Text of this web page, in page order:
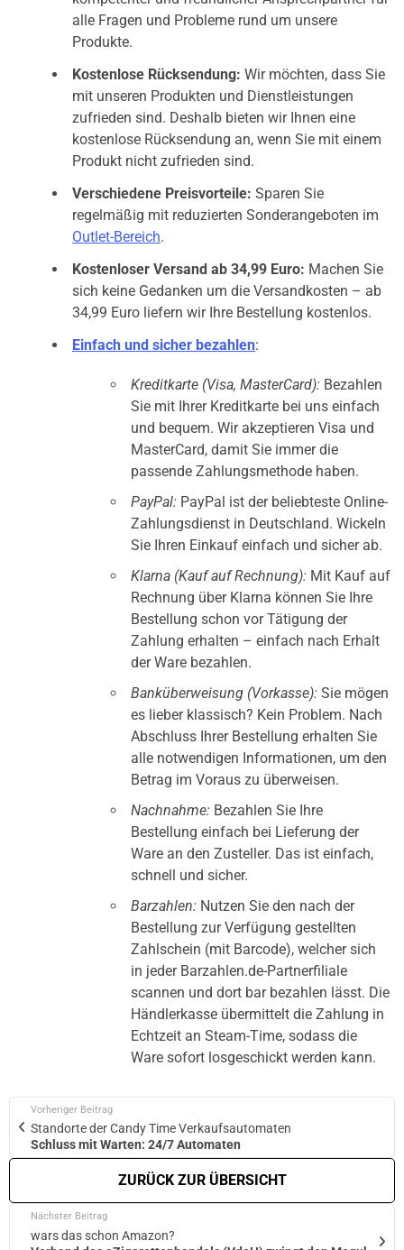
alle Fragen und Probleme rund um unsere
Produkte.
Kostenlose Rücksendung: Wir möchten, dass Sie
mit unseren Produkten und Dienstleistungen
zufrieden sind. Deshalb bieten wir Ihnen eine
kostenlose Rücksendung an, wenn Sie mit einem
Produkt nicht zufrieden sind.
Verschiedene Preisvorteile: Sparen Sie
regelmäßig mit reduzierten Sonderangeboten im
Outlet-Bereich.
Kostenloser Versand ab 34,99 Euro: Machen Sie
sich keine Gedanken um die Versandkosten – ab
34,99 Euro liefern wir Ihre Bestellung kostenlos.
Einfach und sicher bezahlen:
Kreditkarte (Visa, MasterCard): Bezahlen
Sie mit Ihrer Kreditkarte bei uns einfach
und bequem. Wir akzeptieren Visa und
MasterCard, damit Sie immer die
passende Zahlungsmethode haben.
PayPal: PayPal ist der beliebteste Online-
Zahlungsdienst in Deutschland. Wickeln
Sie Ihren Einkauf einfach und sicher ab.
Klarna (Kauf auf Rechnung): Mit Kauf auf
Rechnung über Klarna können Sie Ihre
Bestellung schon vor Tätigung der
Zahlung erhalten – einfach nach Erhalt
der Ware bezahlen.
Banküberweisung (Vorkasse): Sie mögen
es lieber klassisch? Kein Problem. Nach
Abschluss Ihrer Bestellung erhalten Sie
alle notwendigen Informationen, um den
Betrag im Voraus zu überweisen.
Nachnahme: Bezahlen Sie Ihre
Bestellung einfach bei Lieferung der
Ware an den Zusteller. Das ist einfach,
schnell und sicher.
Barzahlen: Nutzen Sie den nach der
Bestellung zur Verfügung gestellten
Zahlschein (mit Barcode), welcher sich
in jeder Barzahlen.de-Partnerfiliale
scannen und dort bar bezahlen lässt. Die
Händlerkasse übermittelt die Zahlung in
Echtzeit an Steam-Time, sodass die
Ware sofort losgeschickt werden kann.
Vorheriger Beitrag
Standorte der Candy Time Verkaufsautomaten
Schluss mit Warten: 24/7 Automaten
ZURÜCK ZUR ÜBERSICHT
Nächster Beitrag
wars das schon Amazon?